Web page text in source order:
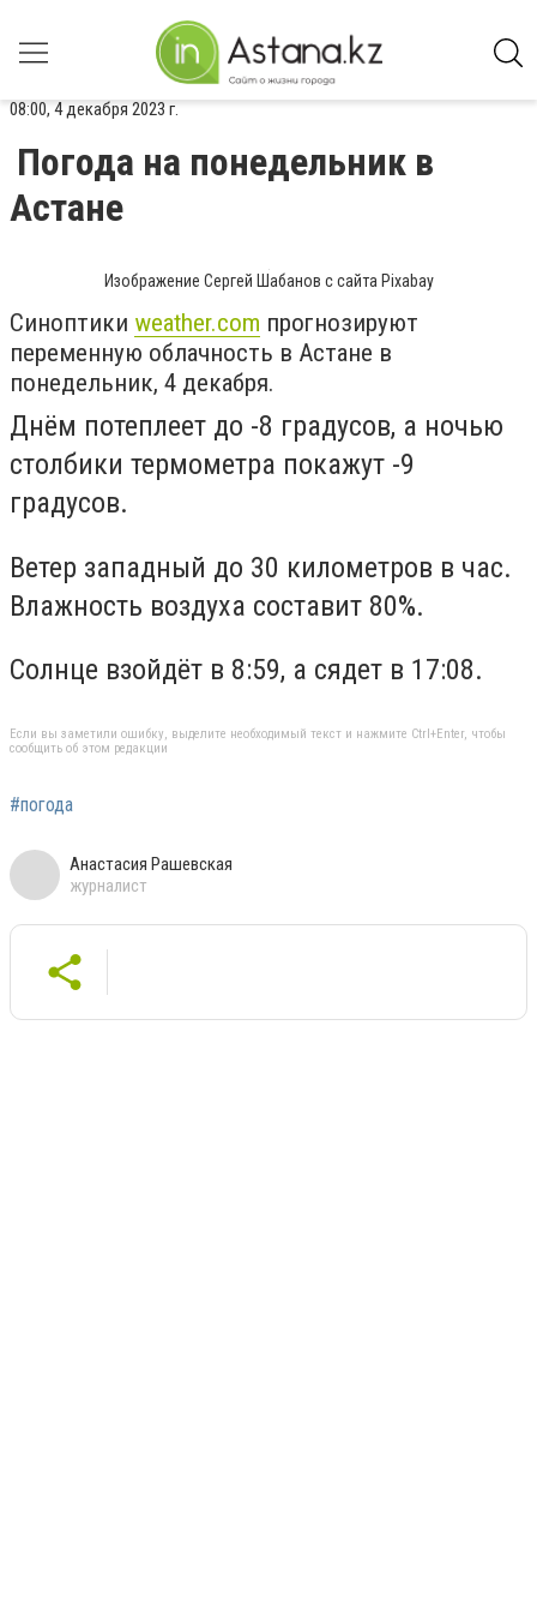
08:00, 4 декабря 2023 г.
Погода на понедельник в
Астане
Изображение Сергей Шабанов с сайта Pixabay
Синоптики weather.com прогнозируют
переменную облачность в Астане в
понедельник, 4 декабря.
Днём потеплеет до -8 градусов, а ночью
столбики термометра покажут -9
градусов.
Ветер западный до 30 километров в час.
Влажность воздуха составит 80%.
Солнце взойдёт в 8:59, а сядет в 17:08.
Если вы заметили ошибку, выделите необходимый текст и нажмите Ctrl+Enter, чтобы
сообщить об этом редакции
#погода
Анастасия Рашевская
журналист